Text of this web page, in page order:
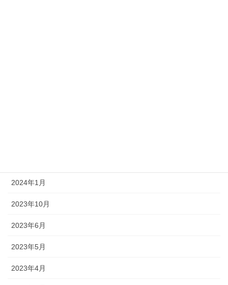
2024年1月
2023年10月
2023年6月
2023年5月
2023年4月